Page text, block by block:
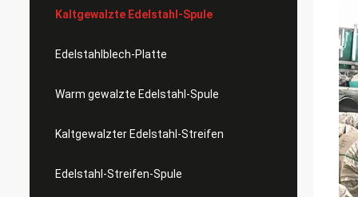
Kaltgewalzte Edelstahl-Spule
Edelstahlblech-Platte
Warm gewalzte Edelstahl-Spule
Kaltgewalzter Edelstahl-Streifen
Edelstahl-Streifen-Spule